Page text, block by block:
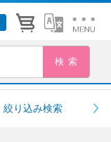
絞り込み検索